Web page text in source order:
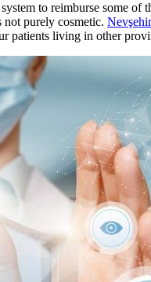
to reimburse some
purely cosmetic.
patients living in other